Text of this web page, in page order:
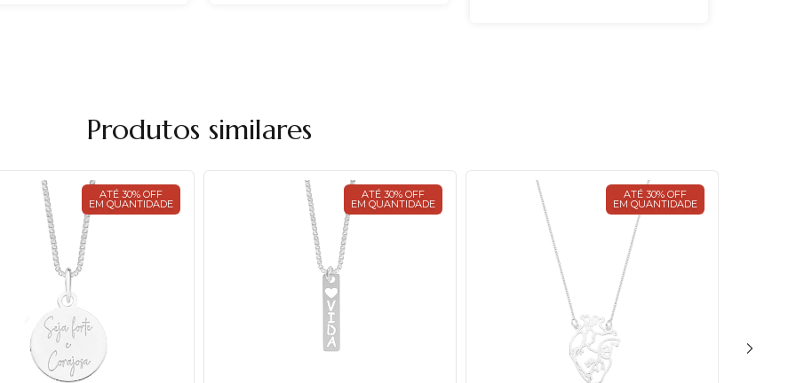
Produtos similares
ATÉ 30% OFF
EM QUANTIDADE
ATÉ 30% OFF
EM QUANTIDADE
ATÉ 30% OFF
EM QUANTIDADE